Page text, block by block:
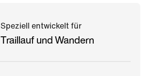
Speziell entwickelt für
Traillauf und Wandern